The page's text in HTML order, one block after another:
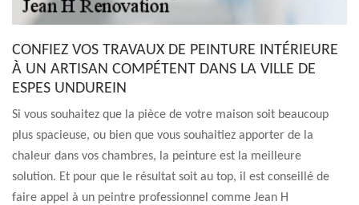
CONFIEZ VOS TRAVAUX DE PEINTURE INTÉRIEURE
À UN ARTISAN COMPÉTENT DANS LA VILLE DE
ESPES UNDUREIN
Si vous souhaitez que la pièce de votre maison soit beaucoup
plus spacieuse, ou bien que vous souhaitiez apporter de la
chaleur dans vos chambres, la peinture est la meilleure
solution. Et pour que le résultat soit au top, il est conseillé de
faire appel à un peintre professionnel comme Jean H